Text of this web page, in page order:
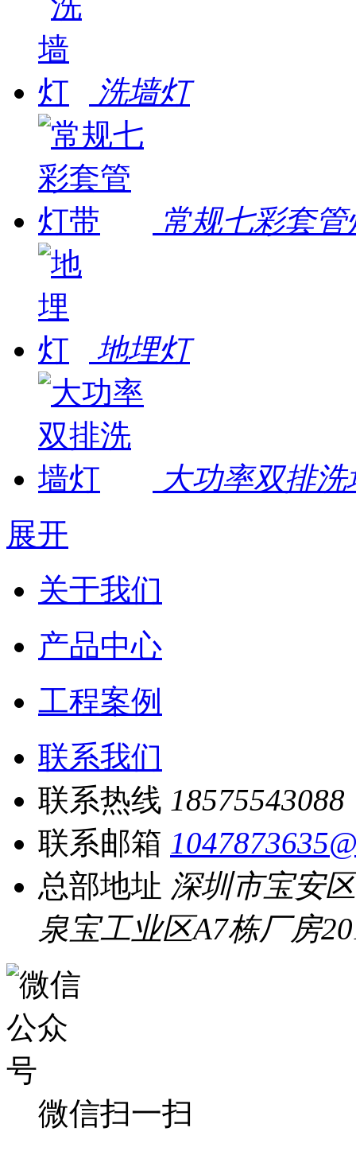
洗墙灯
常规七彩套管
地埋灯
大功率双排洗
展开
关于我们
产品中心
工程案例
联系我们
联系热线 18575543088
联系邮箱
总部地址 深圳市宝安
泉宝工业区A7栋厂房
微信扫一扫